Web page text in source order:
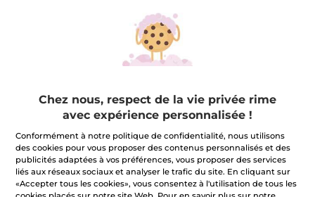
(3)
21,99 €
comparaison prix
tarif: 33,46 €
AJOUTER AU
PANIER
Chez nous, respect de la vie privée rime
avec expérience personnalisée !
Conformément à notre politique de confidentialité, nous utilisons
des cookies pour vous proposer des contenus personnalisés et des
publicités adaptées à vos préférences, vous proposer des services
liés aux réseaux sociaux et analyser le trafic du site. En cliquant sur
«Accepter tous les cookies», vous consentez à l'utilisation de tous les